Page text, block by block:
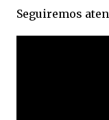
Seguiremos